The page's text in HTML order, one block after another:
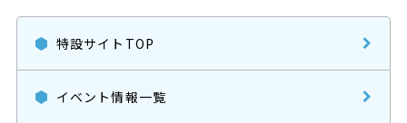
特設サイトTOP
イベント情報一覧